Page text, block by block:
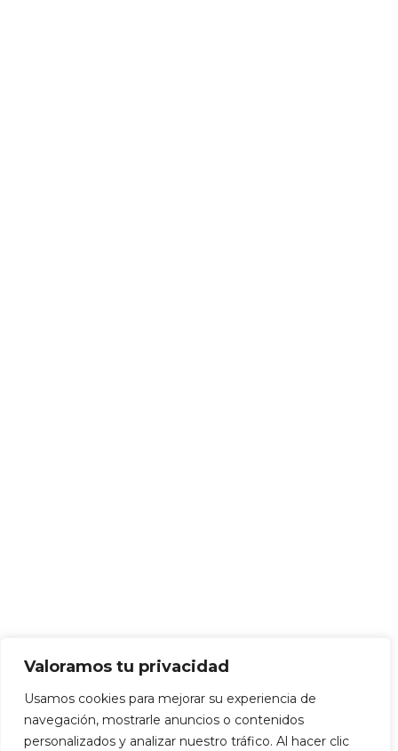
Valoramos tu privacidad
Usamos cookies para mejorar su experiencia de
navegación, mostrarle anuncios o contenidos
personalizados y analizar nuestro tráfico. Al hacer clic